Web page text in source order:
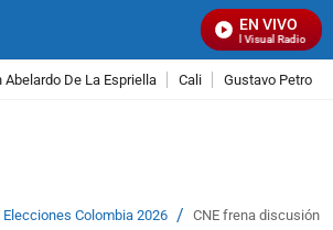
EN VIVO
Señal Visual Radio
Abelardo De La Espriella Cali Gustavo Petro
Elecciones Colombia 2026 / CNE frena discusión